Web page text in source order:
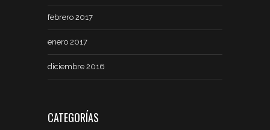
febrero 2017
enero 2017
diciembre 2016
CATEGORÍAS